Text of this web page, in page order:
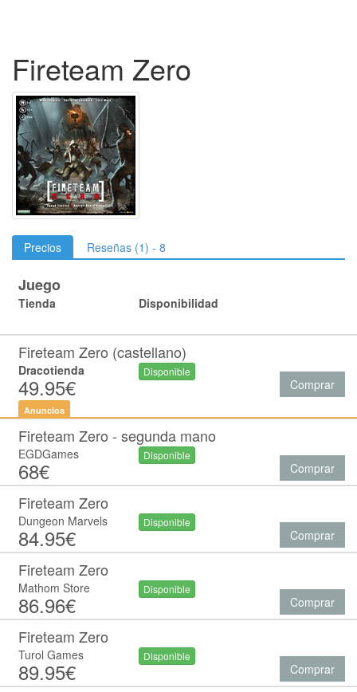
Fireteam Zero
Precios Reseñas (1) - 8
Juego
Tienda Disponibilidad
Fireteam Zero (castellano)
Dracotienda
49.95€
Disponible
Comprar
Anuncios
Fireteam Zero - segunda mano
EGDGames
68€
Disponible
Comprar
Fireteam Zero
Dungeon Marvels
84.95€
Disponible
Comprar
Fireteam Zero
Mathom Store
86.96€
Disponible
Comprar
Fireteam Zero
Turol Games
89.95€
Disponible
Comprar